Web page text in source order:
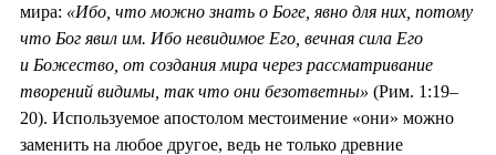
мира: «Ибо, что можно знать о Боге, явно для них, потому
что Бог явил им. Ибо невидимое Его, вечная сила Его
и Божество, от создания мира через рассматривание
творений видимы, так что они безответны» (Рим. 1:19–
20). Используемое апостолом местоимение «они» можно
заменить на любое другое, ведь не только древние